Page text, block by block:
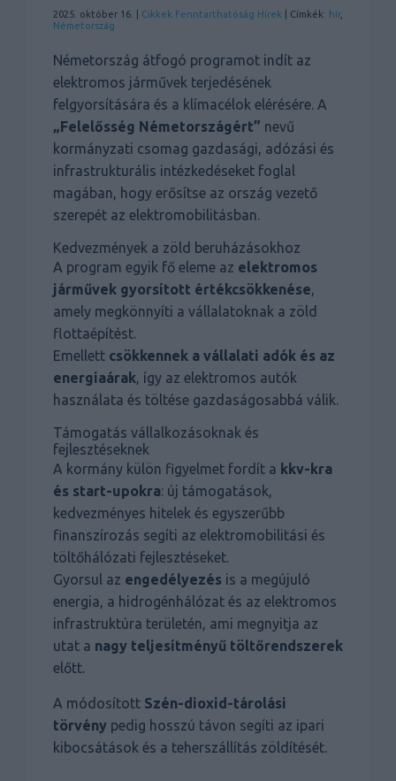
2025. október 16. | Cikkek Fenntarthatóság Hírek | Címkék: hír,
Németország
Németország átfogó programot indít az
elektromos járművek terjedésének
felgyorsítására és a klímacélok elérésére. A
„Felelősség Németországért” nevű
kormányzati csomag gazdasági, adózási és
infrastrukturális intézkedéseket foglal
magában, hogy erősítse az ország vezető
szerepét az elektromobilitásban.
Kedvezmények a zöld beruházásokhoz
A program egyik fő eleme az elektromos
járművek gyorsított értékcsökkenése,
amely megkönnyíti a vállalatoknak a zöld
flottaépítést.
Emellett csökkennek a vállalati adók és az
energiaárak, így az elektromos autók
használata és töltése gazdaságosabbá válik.
Támogatás vállalkozásoknak és
fejlesztéseknek
A kormány külön figyelmet fordít a kkv-kra
és start-upokra: új támogatások,
kedvezményes hitelek és egyszerűbb
finanszírozás segíti az elektromobilitási és
töltőhálózati fejlesztéseket.
Gyorsul az engedélyezés is a megújuló
energia, a hidrogénhálózat és az elektromos
infrastruktúra területén, ami megnyitja az
utat a nagy teljesítményű töltőrendszerek
előtt.
A módosított Szén-dioxid-tárolási
törvény pedig hosszú távon segíti az ipari
kibocsátások és a teherszállítás zöldítését.